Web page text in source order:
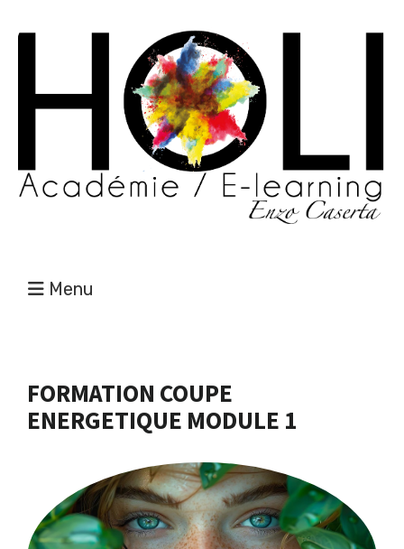
Menu
FORMATION COUPE
ENERGETIQUE MODULE 1